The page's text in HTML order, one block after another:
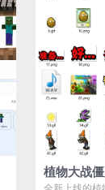
植物大战